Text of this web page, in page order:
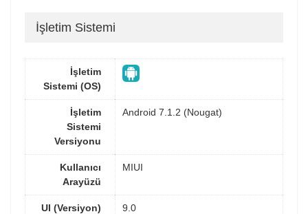
İşletim Sistemi
İşletim
Sistemi (OS)
İşletim
Sistemi
Versiyonu
Android 7.1.2 (Nougat)
Kullanıcı
Arayüzü
MIUI
UI (Versiyon) 9.0